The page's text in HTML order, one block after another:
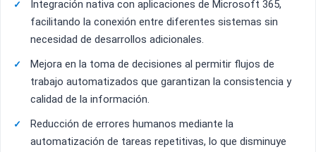
Integración nativa con aplicaciones de Microsoft 365,
facilitando la conexión entre diferentes sistemas sin
necesidad de desarrollos adicionales.
Mejora en la toma de decisiones al permitir flujos de
trabajo automatizados que garantizan la consistencia y
calidad de la información.
Reducción de errores humanos mediante la
automatización de tareas repetitivas, lo que disminuye